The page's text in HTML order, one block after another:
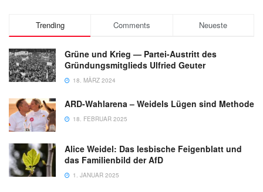
Trending Comments Neueste
Grüne und Krieg — Partei-Austritt des
Gründungsmitglieds Ulfried Geuter
18. MÄRZ 2024
ARD-Wahlarena – Weidels Lügen sind Methode
18. FEBRUAR 2025
Alice Weidel: Das lesbische Feigenblatt und
das Familienbild der AfD
1. JANUAR 2025